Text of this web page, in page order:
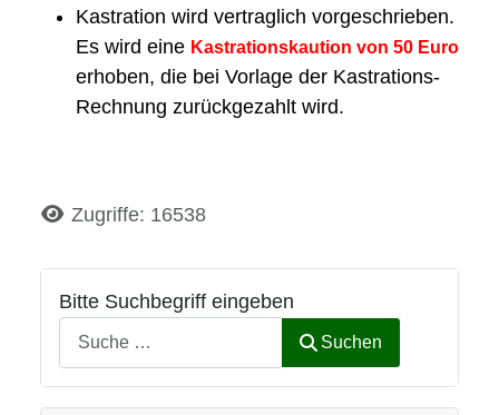
Bitte Suchbegriff eingeben
Suchen
Kastration wird vertraglich vorgeschrieben.
Es wird eine Kastrationskaution von 50 Euro
erhoben, die bei Vorlage der Kastrations-
Rechnung zurückgezahlt wird.
DetailsZugriffe: 16538